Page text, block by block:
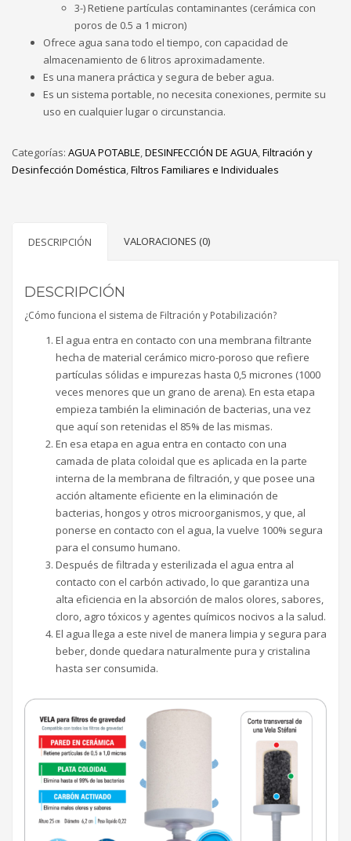
3-) Retiene partículas contaminantes (cerámica con
poros de 0.5 a 1 micron)
Ofrece agua sana todo el tiempo, con capacidad de
almacenamiento de 6 litros aproximadamente.
Es una manera práctica y segura de beber agua.
Es un sistema portable, no necesita conexiones, permite su
uso en cualquier lugar o circunstancia.
Categorías: AGUA POTABLE,DESINFECCIÓN DE AGUA,Filtración y
Desinfección Doméstica,Filtros Familiares e Individuales
DESCRIPCIÓN VALORACIONES (0)
DESCRIPCIÓN
¿Cómo funciona el sistema de Filtración y Potabilización?
El agua entra en contacto con una membrana filtrante
hecha de material cerámico micro-poroso que refiere
partículas sólidas e impurezas hasta 0,5 micrones (1000
veces menores que un grano de arena). En esta etapa
empieza también la eliminación de bacterias, una vez
que aquí son retenidas el 85% de las mismas.
En esa etapa en agua entra en contacto con una
camada de plata coloidal que es aplicada en la parte
interna de la membrana de filtración, y que posee una
acción altamente eficiente en la eliminación de
bacterias, hongos y otros microorganismos, y que, al
ponerse en contacto con el agua, la vuelve 100% segura
para el consumo humano.
Después de filtrada y esterilizada el agua entra al
contacto con el carbón activado, lo que garantiza una
alta eficiencia en la absorción de malos olores, sabores,
cloro, agro tóxicos y agentes químicos nocivos a la salud.
El agua llega a este nivel de manera limpia y segura para
beber, donde quedara naturalmente pura y cristalina
hasta ser consumida.